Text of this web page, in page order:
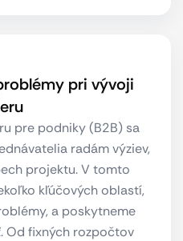
pri vývoji
pre podniky (B2B) sa
radám výziev,
projektu. V tomto
kľúčových oblastí,
a poskytneme
Od fixných rozpočtov